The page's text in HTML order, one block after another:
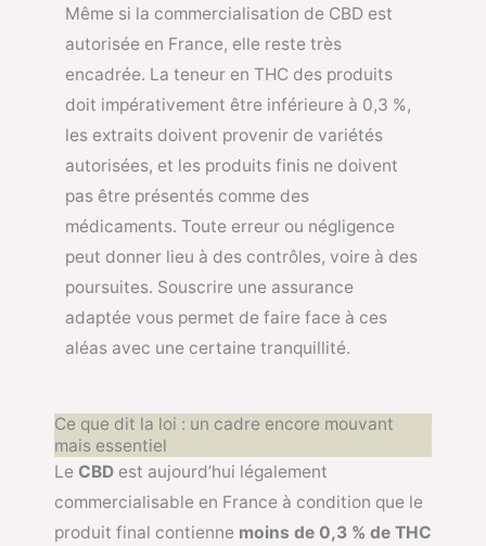
Même si la commercialisation de CBD est
autorisée en France, elle reste très
encadrée. La teneur en THC des produits
doit impérativement être inférieure à 0,3 %,
les extraits doivent provenir de variétés
autorisées, et les produits finis ne doivent
pas être présentés comme des
médicaments. Toute erreur ou négligence
peut donner lieu à des contrôles, voire à des
poursuites. Souscrire une assurance
adaptée vous permet de faire face à ces
aléas avec une certaine tranquillité.
Ce que dit la loi : un cadre encore mouvant
mais essentiel
Le CBD est aujourd’hui légalement
commercialisable en France à condition que le
produit final contienne moins de 0,3 % de THC